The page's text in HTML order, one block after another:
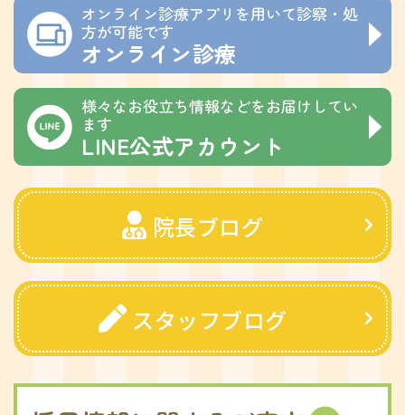
オンライン診療アプリを用いて診察・処
方が可能です
オンライン診療
様々なお役立ち情報などをお届けしてい
ます
LINE公式アカウント
院長ブログ
スタッフブログ